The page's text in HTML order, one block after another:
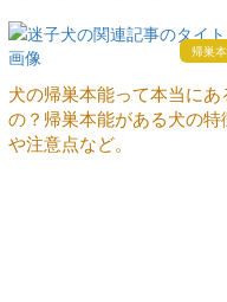
帰巣
犬の帰巣本能って本当にあ
の？帰巣本能がある犬の特
や注意点など。